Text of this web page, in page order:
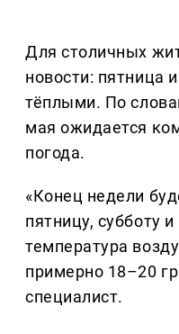
Для столичных
новости: пятница
тёплыми. По
мая ожидается
погода.
«Конец недели
пятницу, субботу
температура
примерно 18–20
специалист.